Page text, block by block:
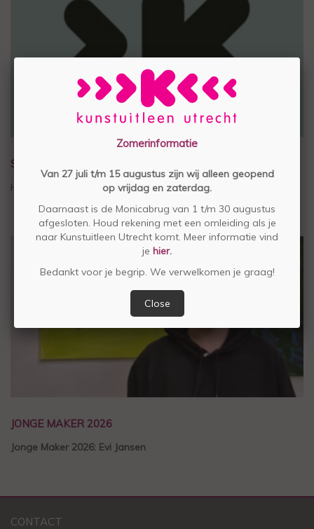
STEUN STICHTING KUNSTUITLEEN UTRECHT
Help mee voor € 4,50 per maand
JONGE MAKER 2026
Jonge Maker 2026: Evi Jansen
CONTACT
Zomerinformatie
Van 27 juli t/m 15 augustus zijn wij alleen geopend
op vrijdag en zaterdag.
Daarnaast is de Monicabrug van 1 t/m 30 augustus
afgesloten. Houd rekening met een omleiding als je
naar Kunstuitleen Utrecht komt. Meer informatie vind
je hier.
Bedankt voor je begrip. We verwelkomen je graag!
Close